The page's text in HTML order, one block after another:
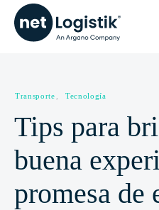
Transporte Tecnología
Tips para
buena
promesa de